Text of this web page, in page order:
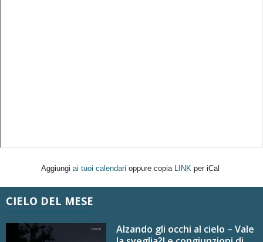
Aggiungi ai tuoi calendari oppure copia LINK per iCal
CIELO DEL MESE
Alzando gli occhi al cielo – Vale